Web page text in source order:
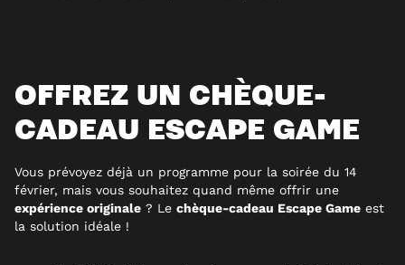
OFFREZ UN CHÈQUE-
CADEAU ESCAPE GAME
Vous prévoyez déjà un programme pour la soirée du 14
février, mais vous souhaitez quand même offrir une
expérience originale ? Le chèque-cadeau Escape Game est
la solution idéale !